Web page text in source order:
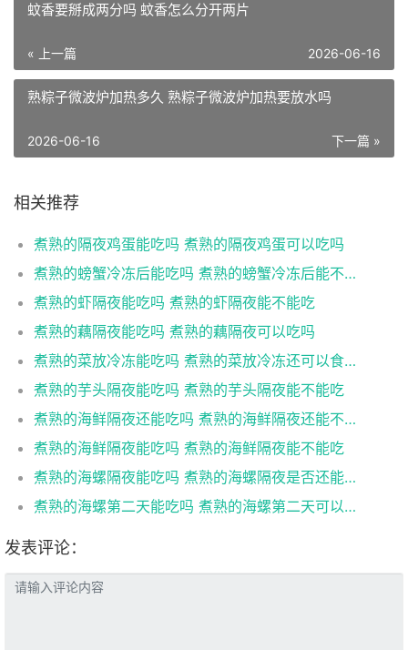
蚊香要掰成两分吗 蚊香怎么分开两片
« 上一篇 2026-06-16
熟粽子微波炉加热多久 熟粽子微波炉加热要放水吗
下一篇 »
2026-06-16
相关推荐
煮熟的隔夜鸡蛋能吃吗 煮熟的隔夜鸡蛋可以吃吗
煮熟的螃蟹冷冻后能吃吗 煮熟的螃蟹冷冻后能不能吃
煮熟的虾隔夜能吃吗 煮熟的虾隔夜能不能吃
煮熟的藕隔夜能吃吗 煮熟的藕隔夜可以吃吗
煮熟的菜放冷冻能吃吗 煮熟的菜放冷冻还可以食用吗
煮熟的芋头隔夜能吃吗 煮熟的芋头隔夜能不能吃
煮熟的海鲜隔夜还能吃吗 煮熟的海鲜隔夜还能不能吃
煮熟的海鲜隔夜能吃吗 煮熟的海鲜隔夜能不能吃
煮熟的海螺隔夜能吃吗 煮熟的海螺隔夜是否还能吃
煮熟的海螺第二天能吃吗 煮熟的海螺第二天可以吃吗
发表评论：